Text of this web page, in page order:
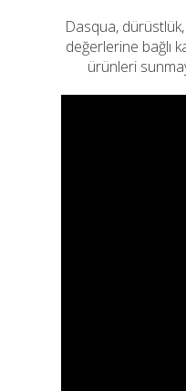
Dasqua,
değerlerine bağlı
ürünleri